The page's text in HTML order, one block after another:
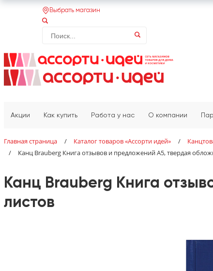
Выбрать магазин
Акции Как купить Работа у нас О компании
Главная страница / Каталог товаров «‎Ассорти идей»‎ /
/
Канц Brauberg Книга отзывов и предложений А5, твердая
Канц Brauberg Книга
листов